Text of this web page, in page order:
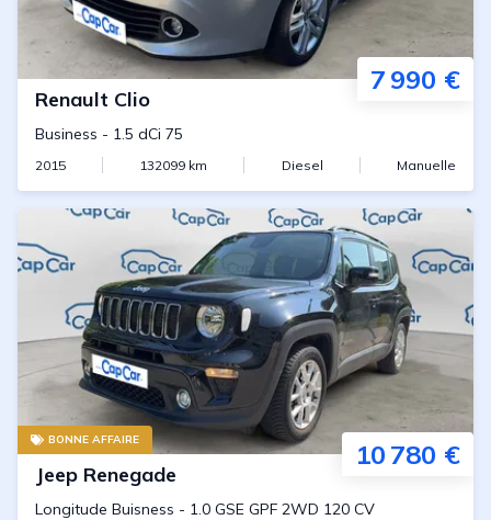
7 990 €
Renault Clio
Business - 1.5 dCi 75
2015 132099 km Diesel Manuelle
BONNE AFFAIRE 10 780 €
Jeep Renegade
Longitude Buisness - 1.0 GSE GPF 2WD 120 CV